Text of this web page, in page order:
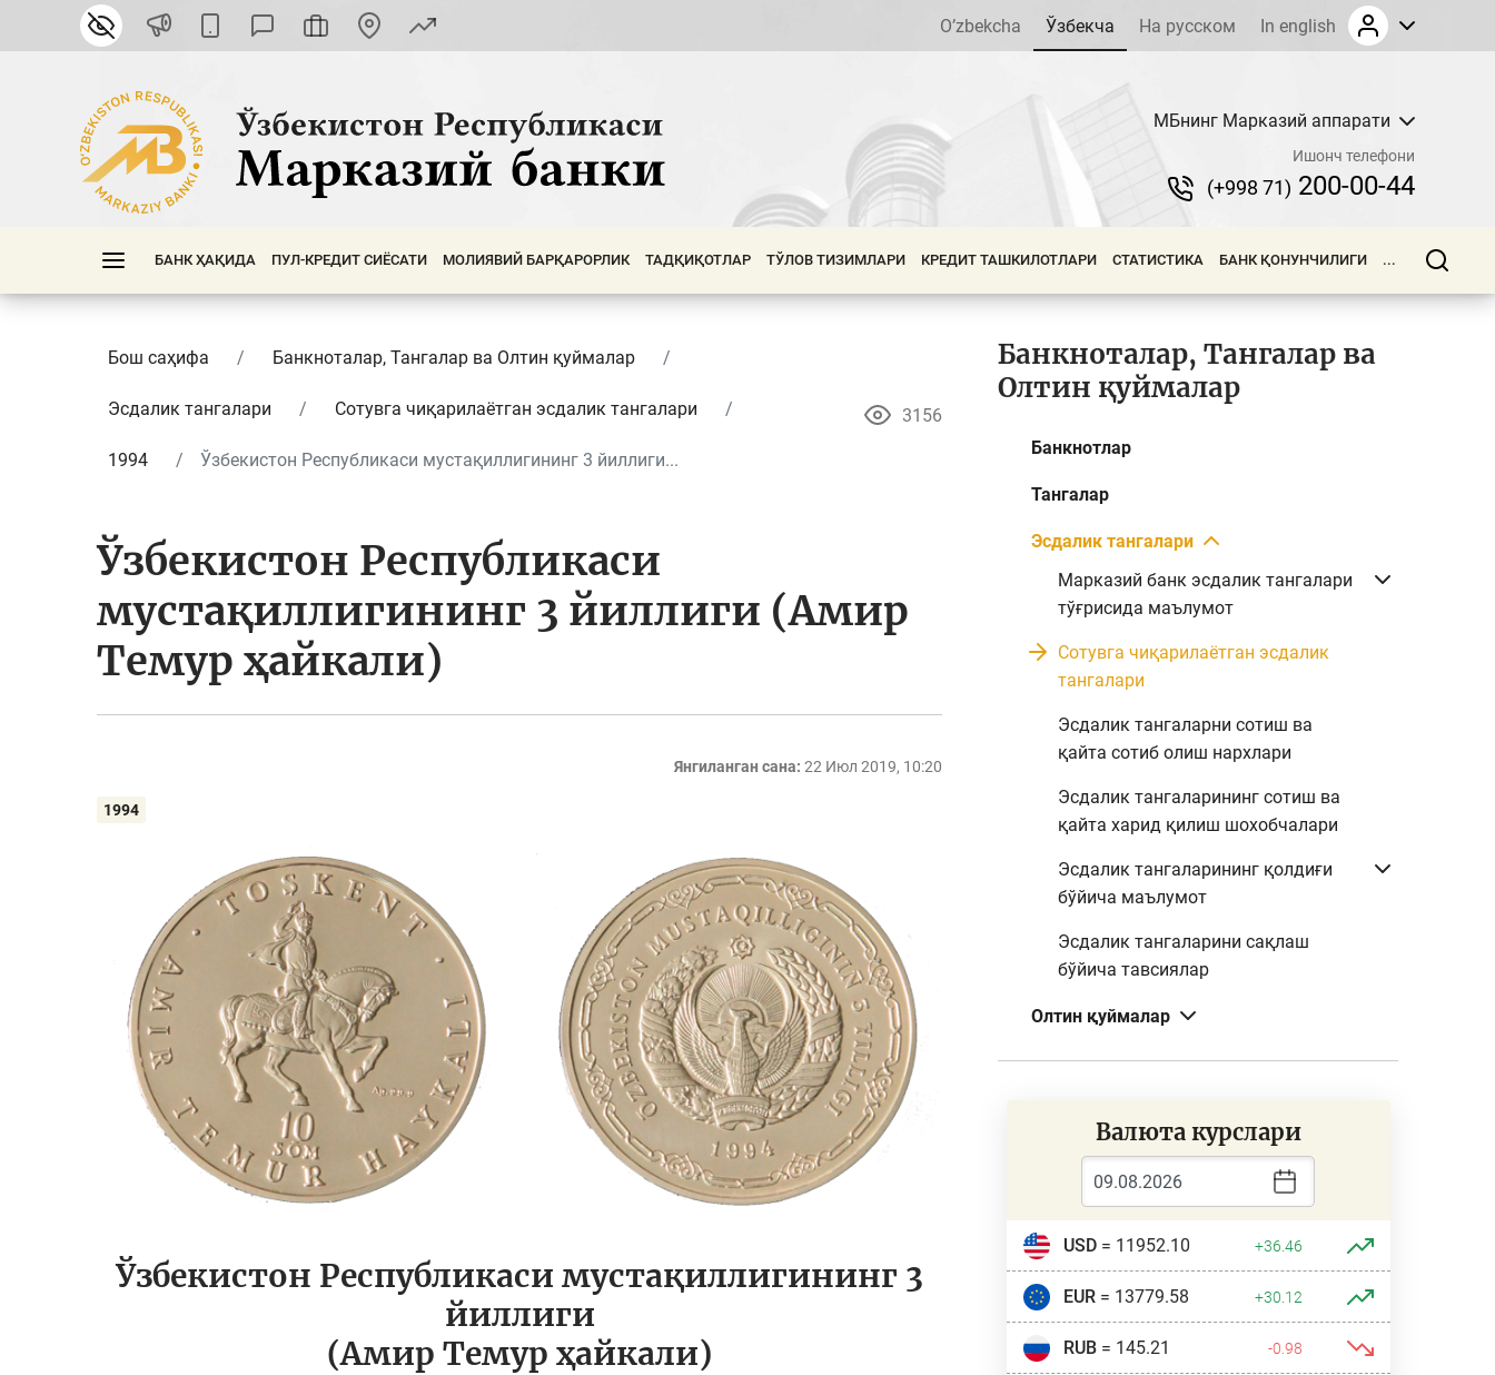
O’zbekcha Ўзбекча На русском In english
МБнинг Марказий аппарати
Ишонч телефони
(+998 71) 200-00-44
БАНК ҲАҚИДА ПУЛ-КРЕДИТ СИЁСАТИ МОЛИЯВИЙ БАРҚАРОРЛИК ТАДҚИҚОТЛАР ТЎЛОВ ТИЗИМЛАРИ КРЕДИТ ТАШКИЛОТЛАРИ СТАТИСТИКА БАНК ҚОНУНЧИЛИГИ ...
Бош саҳифа Банкноталар, Тангалар ва Олтин қуймалар
Эсдалик тангалари Сотувга чиқарилаётган эсдалик тангалари
1994 Ўзбекистон Республикаси мустақиллигининг 3 йиллиги...
3156
Ўзбекистон Республикаси
мустақиллигининг 3 йиллиги (Амир
Темур ҳайкали)
Янгиланган сана: 22 Июл 2019, 10:20
1994
Ўзбекистон Республикаси мустақиллигининг 3
йиллиги
(Амир Темур ҳайкали)
Банкноталар, Тангалар ва
Олтин қуймалар
Банкнотлар
Тангалар
Эсдалик тангалари
Марказий банк эсдалик тангалари
тўғрисида маълумот
Сотувга чиқарилаётган эсдалик
тангалари
Эсдалик тангаларни сотиш ва
қайта сотиб олиш нархлари
Эсдалик тангаларининг сотиш ва
қайта харид қилиш шохобчалари
Эсдалик тангаларининг қолдиғи
бўйича маълумот
Эсдалик тангаларини сақлаш
бўйича тавсиялар
Олтин қуймалар
Валюта курслари
USD= 11952.10 +36.46
EUR= 13779.58 +30.12
RUB= 145.21 -0.98